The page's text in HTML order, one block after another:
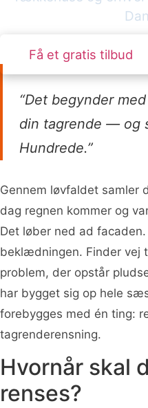
Få et gratis tilbud
“Det begynder
din tagrende — og
Hundrede.”
Gennem løvfaldet samler
dag regnen kommer og
Det løber ned ad
beklædningen. Finder vej
problem, der opstår
har bygget sig op hele
forebygges med én ting:
tagrenderensning.
Hvornår skal
renses?